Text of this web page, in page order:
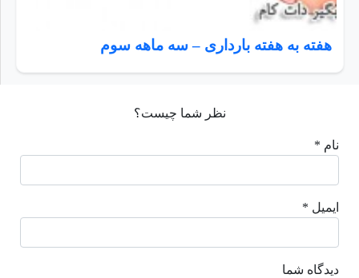
هفته به هفته بارداری – سه ماهه سوم
نظر شما چیست؟
نام *
ایمیل *
دیدگاه شما